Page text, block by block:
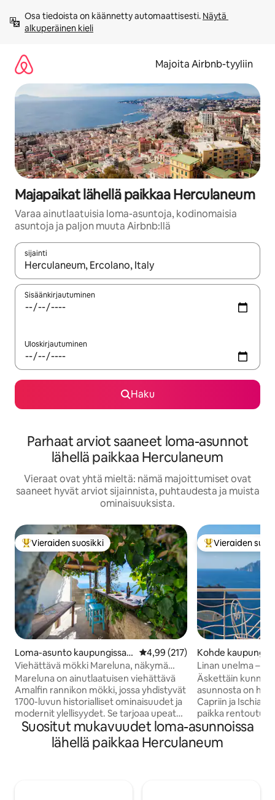
sisältö
väliin
Osa tiedoista on käännetty automaattisesti. Näytä
alkuperäinen kieli
Majoita Airbnb-tyyliin
Majapaikat lähellä paikkaa Herculaneum
Varaa ainutlaatuisia loma-asuntoja, kodinomaisia
asuntoja ja paljon muuta Airbnb:llä
sijainti
Kun tulokset ovat saatavilla, navigoi ylös- ja alas-
Sisäänkirjautuminen
Uloskirjautuminen
Haku
Parhaat arviot saaneet loma-asunnot
lähellä paikkaa Herculaneum
Vieraat ovat yhtä mieltä: nämä majoittumiset ovat
saaneet hyvät arviot sijainnista, puhtaudesta ja muista
ominaisuuksista.
Vieraiden suosikkien parhaimmistoa
Vieraiden suosikki
Loma-asunto kaupungissa
Conca dei Marini
Keskimääräinen arvio 4,99/5,
4,99 (217)
Viehättävä mökki Mareluna, näkymä
Capriin
Mareluna on ainutlaatuisen viehättävä
Amalfin rannikon mökki, jossa yhdistyvät
1700-luvun historialliset ominaisuudet ja
modernit ylellisyydet. Se tarjoaa upeat
panoraamanäkymät merelle ja tyylikkäät
sisätilat, joissa on yksityiskohtia, kuten
kastanjapalkit, perinteiset laatat ja
Vieraiden
Vieraiden
Kohde
ubrense
Linan unelma –
Äskettäin
asunnosta on
Capriin ja Ischian
paikka rentoutua
kaaoksesta. Siinä
joista on näkymä
mukavuudet.
Suositut mukavuudet loma-asunnoissa
lähellä paikkaa Herculaneum